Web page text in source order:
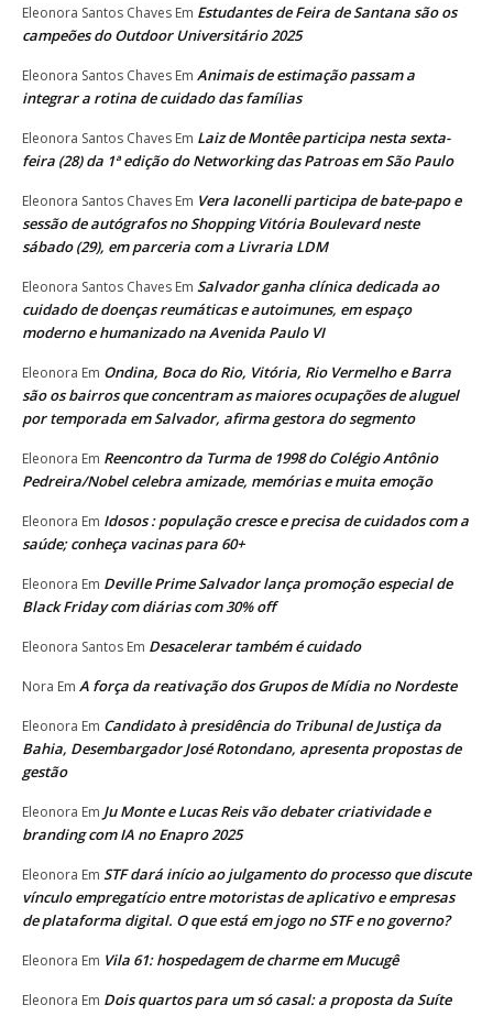
Eleonora Santos Chaves Em Estudantes de Feira de Santana são os
campeões do Outdoor Universitário 2025
Eleonora Santos Chaves Em Animais de estimação passam a
integrar a rotina de cuidado das famílias
Eleonora Santos Chaves Em Laiz de Montêe participa nesta sexta-
feira (28) da 1ª edição do Networking das Patroas em São Paulo
Eleonora Santos Chaves Em Vera Iaconelli participa de bate-papo e
sessão de autógrafos no Shopping Vitória Boulevard neste
sábado (29), em parceria com a Livraria LDM
Eleonora Santos Chaves Em Salvador ganha clínica dedicada ao
cuidado de doenças reumáticas e autoimunes, em espaço
moderno e humanizado na Avenida Paulo VI
Eleonora Em Ondina, Boca do Rio, Vitória, Rio Vermelho e Barra
são os bairros que concentram as maiores ocupações de aluguel
por temporada em Salvador, afirma gestora do segmento
Eleonora Em Reencontro da Turma de 1998 do Colégio Antônio
Pedreira/Nobel celebra amizade, memórias e muita emoção
Eleonora Em Idosos : população cresce e precisa de cuidados com a
saúde; conheça vacinas para 60+
Eleonora Em Deville Prime Salvador lança promoção especial de
Black Friday com diárias com 30% off
Eleonora Santos Em Desacelerar também é cuidado
Nora Em A força da reativação dos Grupos de Mídia no Nordeste
Eleonora Em Candidato à presidência do Tribunal de Justiça da
Bahia, Desembargador José Rotondano, apresenta propostas de
gestão
Eleonora Em Ju Monte e Lucas Reis vão debater criatividade e
branding com IA no Enapro 2025
Eleonora Em STF dará início ao julgamento do processo que discute
vínculo empregatício entre motoristas de aplicativo e empresas
de plataforma digital. O que está em jogo no STF e no governo?
Eleonora Em Vila 61: hospedagem de charme em Mucugê
Eleonora Em Dois quartos para um só casal: a proposta da Suíte